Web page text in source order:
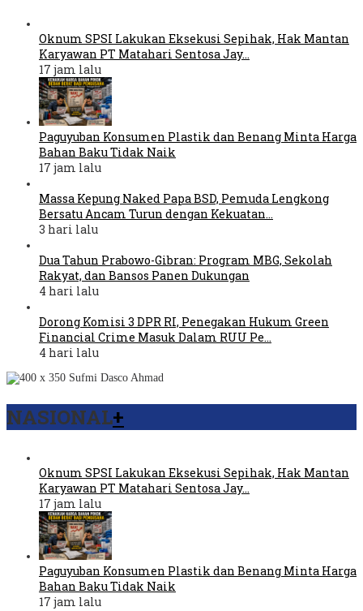
Oknum SPSI Lakukan Eksekusi Sepihak, Hak Mantan
Karyawan PT Matahari Sentosa Jay…
17 jam lalu
Paguyuban Konsumen Plastik dan Benang Minta Harga
Bahan Baku Tidak Naik
17 jam lalu
Massa Kepung Naked Papa BSD, Pemuda Lengkong
Bersatu Ancam Turun dengan Kekuatan…
3 hari lalu
Dua Tahun Prabowo-Gibran: Program MBG, Sekolah
Rakyat, dan Bansos Panen Dukungan
4 hari lalu
Dorong Komisi 3 DPR RI, Penegakan Hukum Green
Financial Crime Masuk Dalam RUU Pe…
4 hari lalu
NASIONAL+
Oknum SPSI Lakukan Eksekusi Sepihak, Hak Mantan
Karyawan PT Matahari Sentosa Jay…
17 jam lalu
Paguyuban Konsumen Plastik dan Benang Minta Harga
Bahan Baku Tidak Naik
17 jam lalu